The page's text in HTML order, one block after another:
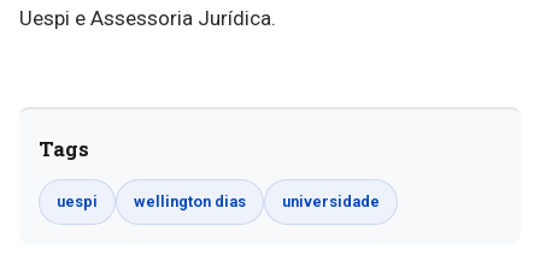
Uespi e Assessoria Jurídica.
Tags
uespi wellington dias universidade